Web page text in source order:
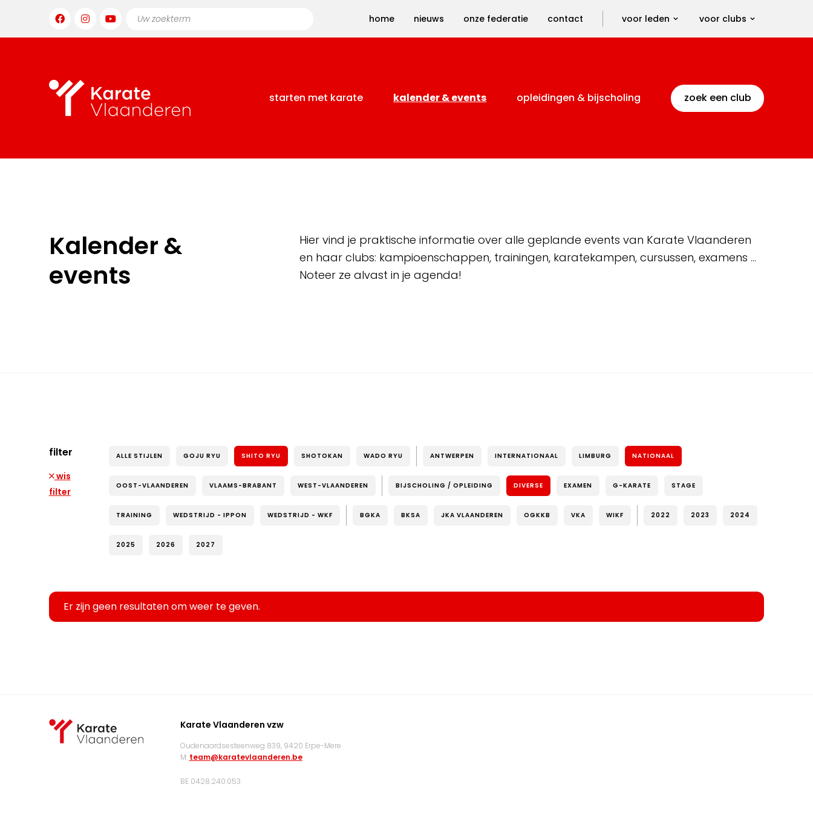
home nieuws onze federatie contact voor leden voor clubs
starten met karate kalender & events opleidingen & bijscholing zoek een club
Kalender &
events
Hier vind je praktische informatie over alle geplande events van Karate Vlaanderen
en haar clubs: kampioenschappen, trainingen, karatekampen, cursussen, examens …
Noteer ze alvast in je agenda!
filter
wis
filter
ALLE STIJLEN GOJU RYU SHITO RYU SHOTOKAN WADO RYU ANTWERPEN INTERNATIONAAL LIMBURG NATIONAAL
OOST-VLAANDEREN VLAAMS-BRABANT WEST-VLAANDEREN BIJSCHOLING / OPLEIDING DIVERSE EXAMEN G-KARATE STAGE
TRAINING WEDSTRIJD - IPPON WEDSTRIJD - WKF BGKA BKSA JKA VLAANDEREN OGKKB VKA WIKF 2022 2023 2024
2025 2026 2027
Er zijn geen resultaten om weer te geven.
Karate Vlaanderen vzw
Oudenaardsesteenweg 839, 9420 Erpe-Mere
M: team@karatevlaanderen.be
BE 0428.240.053